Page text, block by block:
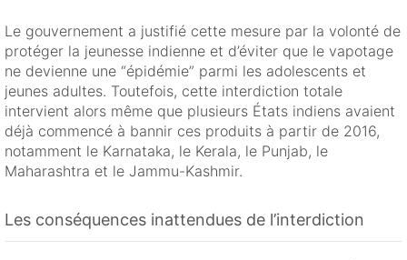
Le gouvernement a justifié cette mesure par la volonté de
protéger la jeunesse indienne et d’éviter que le vapotage
ne devienne une “épidémie” parmi les adolescents et
jeunes adultes. Toutefois, cette interdiction totale
intervient alors même que plusieurs États indiens avaient
déjà commencé à bannir ces produits à partir de 2016,
notamment le Karnataka, le Kerala, le Punjab, le
Maharashtra et le Jammu-Kashmir.
Les conséquences inattendues de l’interdiction